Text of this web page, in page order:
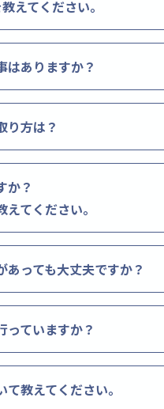
えてください。
はありますか？
り方は？
か？
てください。
っても大丈夫ですか？
っていますか？
教えてください。